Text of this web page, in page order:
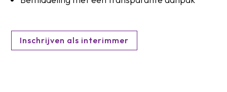
Inschrijven als interimmer